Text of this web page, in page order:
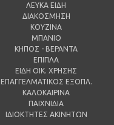
ΛΕΥΚΑ ΕΙΔΗ
ΔΙΑΚΟΣΜΗΣΗ
ΚΟΥΖΙΝΑ
ΜΠΑΝΙΟ
ΚΗΠΟΣ - ΒΕΡΑΝΤΑ
ΕΠΙΠΛΑ
ΕΙΔΗ ΟΙΚ. ΧΡΗΣΗΣ
ΕΠΑΓΓΕΛΜΑΤΙΚΟΣ ΕΞΟΠΛ.
ΚΑΛΟΚΑΙΡΙΝΑ
ΠΑΙΧΝΙΔΙΑ
ΙΔΙΟΚΤΗΤΕΣ ΑΚΙΝΗΤΩΝ